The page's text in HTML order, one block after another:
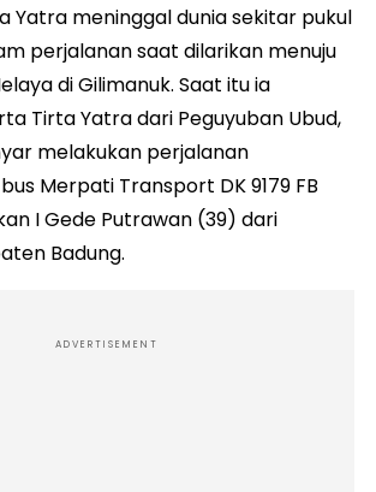
Yatra meninggal dunia sekitar pukul
perjalanan saat dilarikan menuju
di Gilimanuk. Saat itu ia
Tirta Yatra dari Peguyuban Ubud,
melakukan perjalanan
Merpati Transport DK 9179 FB
I Gede Putrawan (39) dari
Badung.
ADVERTISEMENT